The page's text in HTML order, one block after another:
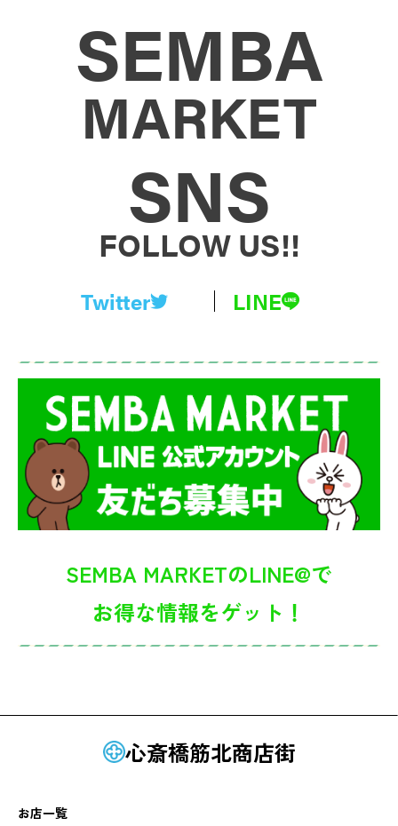
SEMBA MARKETのLINE@で
お得な情報をゲット！
SEMBA
MARKET
SNS
FOLLOW US!!
Twitter LINE
心斎橋筋北商店街
お店一覧